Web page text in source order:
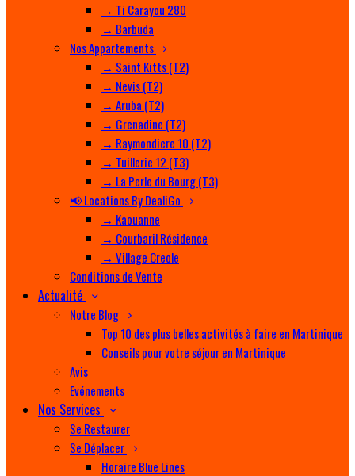
→ Ti Carayou 280
→ Barbuda
Nos Appartements
→ Saint Kitts (T2)
→ Nevis (T2)
→ Aruba (T2)
→ Grenadine (T2)
→ Raymondiere 10 (T2)
→ Tuillerie 12 (T3)
→ La Perle du Bourg (T3)
📢 Locations By DealiGo
→ Kaouanne
→ Courbaril Résidence
→ Village Creole
Conditions de Vente
Actualité
Notre Blog
Top 10 des plus belles activités à faire en Martinique
Conseils pour votre séjour en Martinique
Avis
Evénements
Nos Services
Se Restaurer
Se Déplacer
Horaire Blue Lines